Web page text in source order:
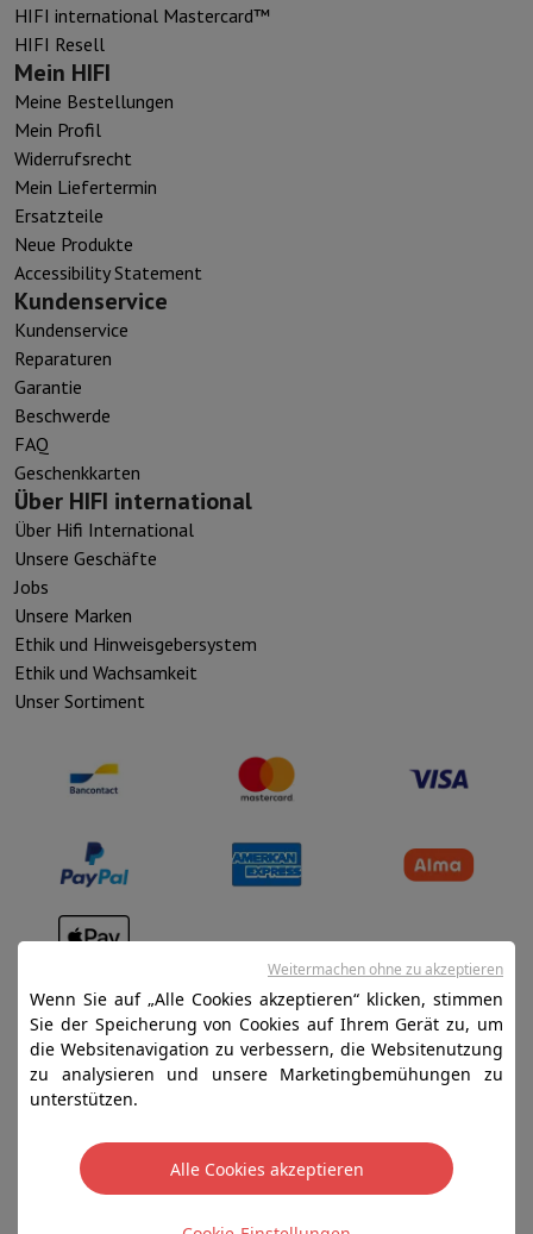
HIFI international Mastercard™
HIFI Resell
Mein HIFI
Meine Bestellungen
Mein Profil
Widerrufsrecht
Mein Liefertermin
Ersatzteile
Neue Produkte
Accessibility Statement
Kundenservice
Kundenservice
Reparaturen
Garantie
Beschwerde
FAQ
Geschenkkarten
Über HIFI international
Über Hifi International
Unsere Geschäfte
Jobs
Unsere Marken
Ethik und Hinweisgebersystem
Ethik und Wachsamkeit
Unser Sortiment
Verkaufsbedingungen
Datenschutz
Disclaimer
SA HIFI international - 2 Rue Läiteschbaach, 5324
Contern, G-D de Luxembourg - 00 128 297/101
TVA LU 190.388.17
Wenn Sie auf „Alle Cookies akzeptieren“ klicken, stimmen
Sie der Speicherung von Cookies auf Ihrem Gerät zu, um
die Websitenavigation zu verbessern, die Websitenutzung
zu analysieren und unsere Marketingbemühungen zu
unterstützen.
Alle Cookies akzeptieren
Weitermachen ohne zu akzeptieren